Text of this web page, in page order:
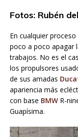
Fotos: Rubén
En cualquier
poco a poco apagar
trabajos. No es el
los propulsores
de sus amadas
apariencia más
con base BMW R-
Guapísima.